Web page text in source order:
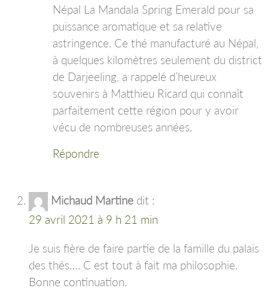
Népal La Mandala Spring Emerald pour sa
puissance aromatique et sa relative
astringence. Ce thé manufacturé au Népal,
à quelques kilomètres seulement du district
de Darjeeling, a rappelé d’heureux
souvenirs à Matthieu Ricard qui connaît
parfaitement cette région pour y avoir
vécu de nombreuses années.
Répondre
Michaud Martine dit :
29 avril 2021 à 9 h 21 min
Je suis fière de faire partie de la famille du palais
des thés…. C est tout à fait ma philosophie.
Bonne continuation.